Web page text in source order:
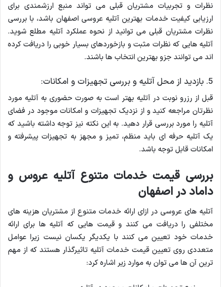
نظرات و تجربیات مشتریان قبلی می تواند منبع ارزشمندی برای
ارزیابی کیفیت خدمات بهترین آتلیه عروسی اصفهان باشد، با بررسی
نظرات مشتریان قبلی می توانید از نحوه عملکرد آتلیه مطلع شوید.
آتلیه هایی که نظرات مثبت و بازخوردهای بسیار خوبی را دریافت کرده
اند می توانند جزو بهترین انتخاب ها باشند.
5. بازدید از محل آتلیه و بررسی تجهیزات و امکانات:
قبل از رزرو نوبت در آتلیه بهتر است به صورت حضوری به آتلیه مورد
نظرتان مراجعه کنید و از نزدیک تجهیزات و امکانات موجود در فضای
آتلیه را مورد بررسی قرار دهید. به این نکته نیز توجه داشته باشید که
یک آتلیه حرفه ای باید منظم، تمیز و مجهز به تجهیزات پیشرفته و
امکانات قابل توجه باشد.
بررسی قیمت خدمات متنوع آتلیه عروس و
داماد در اصفهان
آتلیه های عروسی در ازای ارائه خدمات متنوع از مشتریان هزینه های
مختلفی را دریافت می کنند و قیمت هایی که آتلیه ها برای ارائه
خدمات خود تعیین می کنند با یکدیگر یکسان نیست زیرا عوامل
متعددی روی تعیین قیمت خدمات آتلیه تاثیرگذار هستند که از مهم
ترین آن ها می توان به موارد زیر اشاره کرد: